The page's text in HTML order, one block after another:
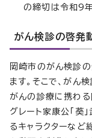
の締切は令和9年
がん検診の啓発
岡崎市のがん検診
ます。そこで、がん
がんの診療に携わる
グレート家康公「葵
るキャラクターな